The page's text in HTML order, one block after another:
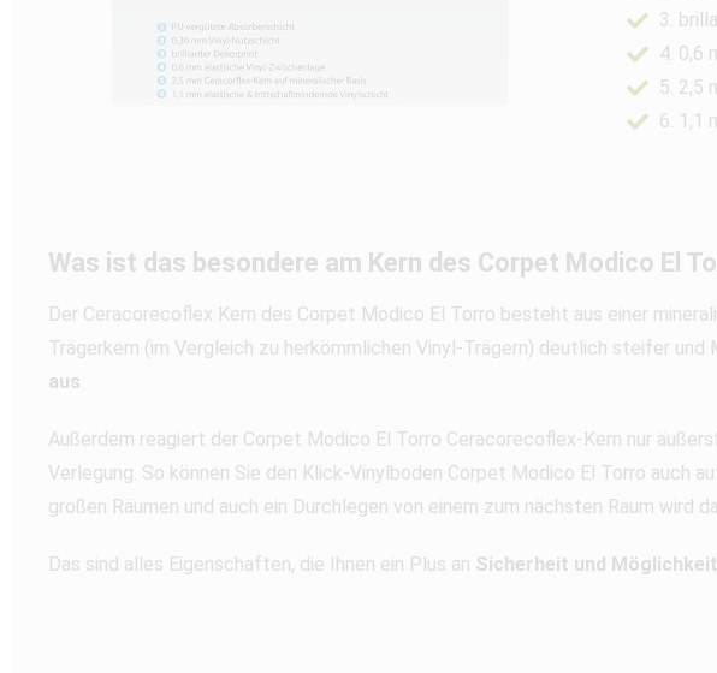
3.
4. 0,6
5. 2,5
6. 1,1
Was ist das besondere am Kern des Corpet Modico El
Der Ceracorecoflex Kern des Corpet Modico El Torro besteht aus einer
Trägerkern (im Vergleich zu herkömmlichen Vinyl-Trägern) deutlich steifer
aus.
Außerdem reagiert der Corpet Modico El Torro Ceracorecoflex-Kern nur
Verlegung. So können Sie den Klick-Vinylboden Corpet Modico El Torro auch
großen Räumen und auch ein Durchlegen von einem zum nächsten Raum wird
Das sind alles Eigenschaften, die Ihnen ein Plus an Sicherheit und